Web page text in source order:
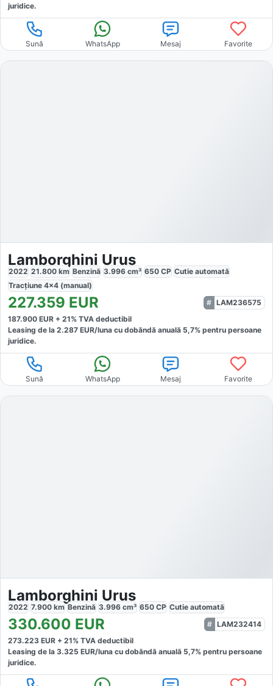
juridice.
Sună WhatsApp Mesaj Favorite
Lamborghini Urus
2022 21.800 km Benzină 3.996 cm³ 650 CP Cutie automată
Tracțiune 4x4 (manual)
227.359 EUR
LAM236575
187.900 EUR + 21% TVA deductibil
Leasing de la 2.287 EUR/luna cu dobăndă anuală 5,7% pentru persoane
juridice.
Sună WhatsApp Mesaj Favorite
Lamborghini Urus
2022 7.900 km Benzină 3.996 cm³ 650 CP Cutie automată
330.600 EUR
LAM232414
273.223 EUR + 21% TVA deductibil
Leasing de la 3.325 EUR/luna cu dobăndă anuală 5,7% pentru persoane
juridice.